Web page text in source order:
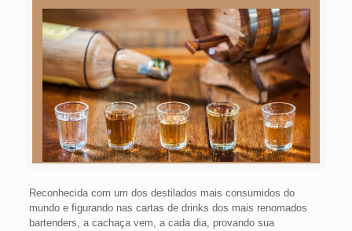
Reconhecida com um dos destilados mais consumidos do
mundo e figurando nas cartas de drinks dos mais renomados
bartenders, a cachaça vem, a cada dia, provando sua